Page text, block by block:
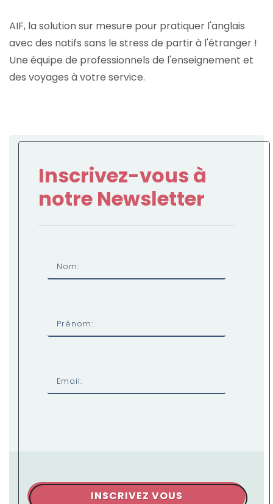
AIF, la solution sur mesure pour pratiquer l'anglais
avec des natifs sans le stress de partir à l'étranger !
Une équipe de professionnels de l'enseignement et
des voyages à votre service.
Inscrivez-vous à
notre Newsletter
Nom:
Prénom:
Email:
INSCRIVEZ VOUS